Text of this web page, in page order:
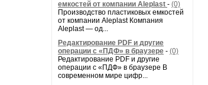
емкостей от компании Aleplast - (0)
Производство пластиковых емкостей
от компании Aleplast Компания
Aleplast — од...
Редактирование PDF и другие
операции с «ПДФ» в браузере - (0)
Редактирование PDF и другие
операции с «ПДФ» в браузере В
современном мире цифр...